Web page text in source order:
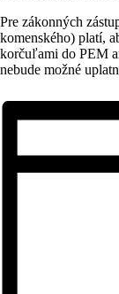
Pre zákonných
komenského) platí,
korčuľami do PEM
nebude možné